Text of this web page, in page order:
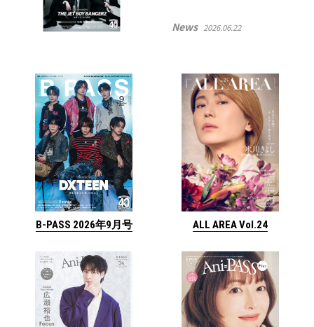
News 2026.06.22
B-PASS 2026年9月号 ALL AREA Vol.24